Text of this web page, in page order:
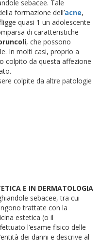
sebacee. Tale
formazione dell’acne,
quasi 1 un adolescente
di caratteristiche
, che possono
In molti casi, proprio a
colpito da questa affezione
colpite da altre patologie
E IN DERMATOLOGIA
sebacee, tra cui
trattate con la
estetica (o il
l’esame fisico delle
dei danni e descrive al